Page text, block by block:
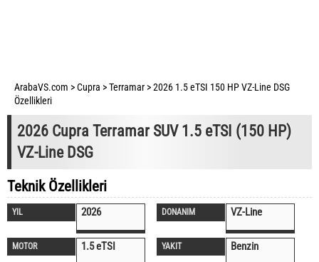
ArabaVS.com >Cupra >Terramar >2026 1.5 eTSI 150 HP VZ-Line DSG
Özellikleri
2026 Cupra Terramar SUV 1.5 eTSI (150 HP)
VZ-Line DSG
Teknik Özellikleri
YIL 2026 DONANIM VZ-Line
MOTOR 1.5 eTSI YAKIT Benzin